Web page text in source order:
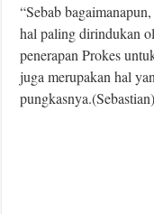
“Sebab
hal paling dirindukan
penerapan Prokes
juga merupakan hal
pungkasnya.(Sebastian)